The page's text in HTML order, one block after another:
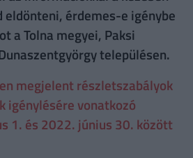
eldönteni, érdemes-e igénybe
a Tolna megyei, Paksi
településen.
megjelent részletszabályok
igénylésére vonatkozó
1. és 2022. június 30. között